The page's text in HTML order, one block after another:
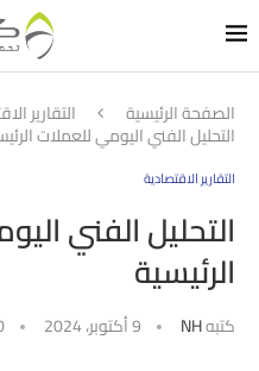
الصفحة الرئيسية التقارير
التحليل الفني اليومي للعملات
التقارير الاقتصادية
التحليل الفني
الرئيسية
كتبهNH 9 أكتوبر، 2024 0